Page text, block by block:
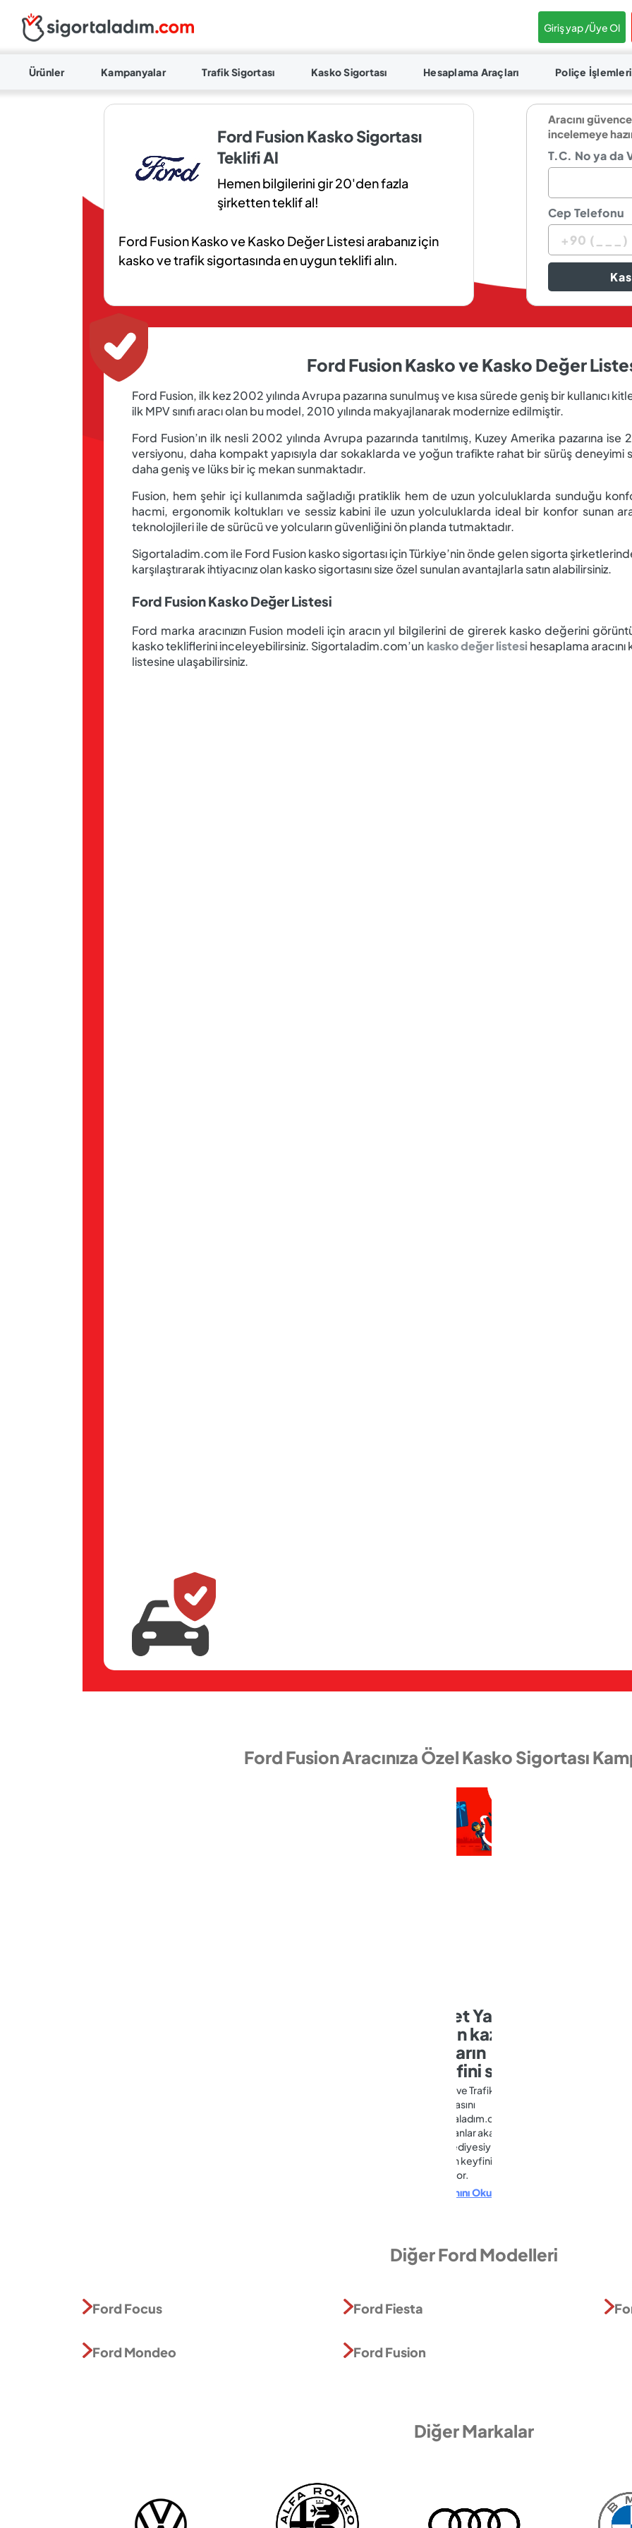
Giriş yap /Üye Ol
Ürünler Kampanyalar Trafik Sigortası Kasko Sigortası Hesaplama Araçları Poliçe İşlemleri
Ford Fusion Kasko Sigortası
Teklifi Al
Hemen bilgilerini gir 20'den fazla
şirketten teklif al!
Ford Fusion Kasko ve Kasko Değer Listesi arabanız için
kasko ve trafik sigortasında en uygun teklifi alın.
Aracını
incelemeye
T.C. No ya da
Cep Telefonu
Ford Fusion Kasko ve Kasko Değer
Ford Fusion, ilk kez 2002 yılında Avrupa pazarına sunulmuş ve kısa sürede geniş bir kullanıcı
ilk MPV sınıfı aracı olan bu model, 2010 yılında makyajlanarak modernize edilmiştir.
Ford Fusion’ın ilk nesli 2002 yılında Avrupa pazarında tanıtılmış, Kuzey Amerika pazarına ise
versiyonu, daha kompakt yapısıyla dar sokaklarda ve yoğun trafikte rahat bir sürüş deneyimi
daha geniş ve lüks bir iç mekan sunmaktadır.
Fusion, hem şehir içi kullanımda sağladığı pratiklik hem de uzun yolculuklarda sunduğu
hacmi, ergonomik koltukları ve sessiz kabini ile uzun yolculuklarda ideal bir konfor sunan
teknolojileri ile de sürücü ve yolcuların güvenliğini ön planda tutmaktadır.
Sigortaladim.com ile Ford Fusion kasko sigortası için Türkiye’nin önde gelen sigorta
karşılaştırarak ihtiyacınız olan kasko sigortasını size özel sunulan avantajlarla satın alabilirsiniz.
Ford Fusion Kasko Değer Listesi
Ford marka aracınızın Fusion modeli için aracın yıl bilgilerini de girerek kasko değerini
kasko tekliflerini inceleyebilirsiniz. Sigortaladim.com’un kasko değer listesi hesaplama
listesine ulaşabilirsiniz.
Ford Fusion Aracınıza Özel Kasko Sigortası
Opet Yakıt
puan kazan,
yolların
keyfini sür!
Kasko ve Trafik
Sigortasını
sigortaladım.com’dan
yaptıranlar akaryakıt
kod hediyesiyle
yolların keyfini
çıkarıyor.
Devamını Oku
Diğer Ford Modelleri
Ford Focus Ford Fiesta
Ford Mondeo Ford Fusion
Diğer Markalar